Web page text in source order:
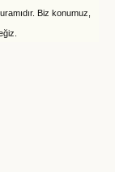
Biz konumuz,